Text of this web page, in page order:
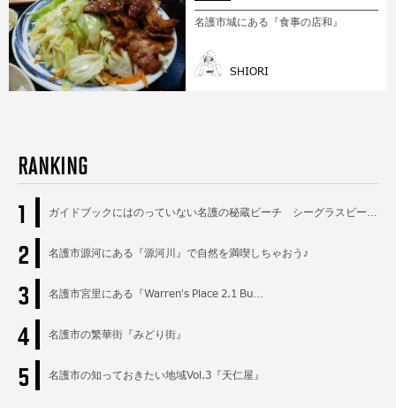
名護市城にある『食事の店和』
SHIORI
RANKING
1 ガイドブックにはのっていない名護の秘蔵ビーチ シーグラスビー…
2 名護市源河にある『源河川』で自然を満喫しちゃおう♪
3 名護市宮里にある『Warren’s Place 2.1 Bu…
4 名護市の繁華街『みどり街』
5 名護市の知っておきたい地域Vol.3『天仁屋』